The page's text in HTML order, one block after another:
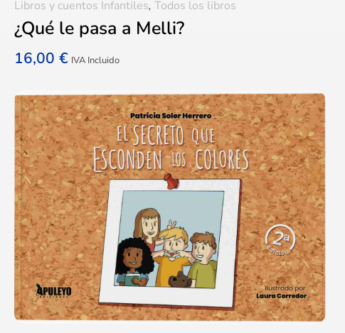
¿Qué le pasa a Melli?
16,00 € IVA Incluido
Libros y cuentos Infantiles, Todos los libros